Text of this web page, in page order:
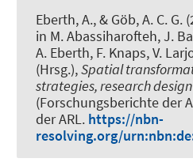
Eberth, A., & Göb, A. C. G.
in M. Abassiharofteh, J.
A. Eberth, F. Knaps, V.
(Hrsg.),Spatial
strategies, research design
(Forschungsberichte der
der ARL. https://nbn-
resolving.org/